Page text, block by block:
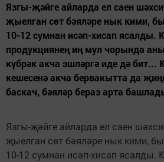
Язгы-җәйге айларда ел саен
җыелган сөт бәяләре нык кими,
10-12 сумнан исәп-хисап ясалды.
продукциянең иң мул чорында
күбрәк акча эшләргә иде дә
кешесенә акча бервакытта да
баскач, бәяләр бераз арта
Язгы-җәйге айларда ел саен
җыелган сөт бәяләре нык кими,
10-12 сумнан исәп-хисап ясалды.